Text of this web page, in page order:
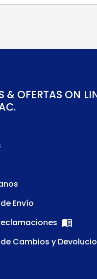
S/ 179.90.S/
& OFERTAS ON
Envío
Cambios y